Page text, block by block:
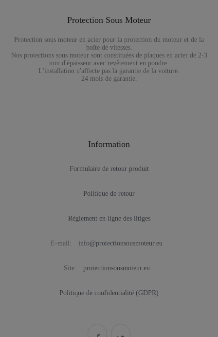
Protection Sous Moteur
Protection sous moteur en acier pour la protection du moteur et de la
boîte de vitesses.
Nos protections sous moteur sont constituées de plaques en acier de 2-3
mm d'épaisseur avec revêtement en poudre.
L'installation n'affecte pas la garantie de la voiture.
24 mois de garantie.
Information
Formulaire de retour produit
Politique de retour
Règlement en ligne des litiges
E-mail: info@protectionsousmoteur.eu
Site: protectionsousmoteur.eu
Politique de confidentialité (GDPR)